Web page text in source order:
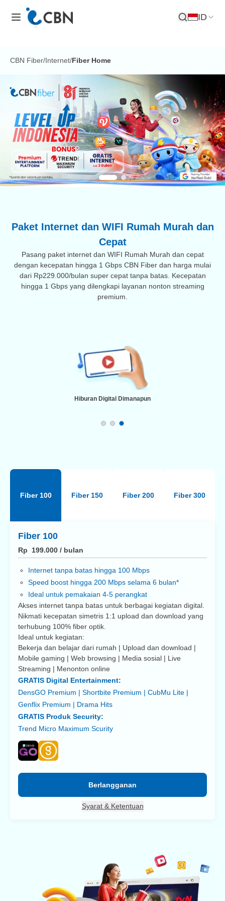
BukaID
CBN Fiber/Internet/Fiber Home
Paket Internet dan WIFI Rumah Murah dan
Cepat
Pasang paket internet dan WIFI Rumah Murah dan cepat
dengan kecepatan hingga 1 Gbps CBN Fiber dan harga mulai
dari Rp229.000/bulan super cepat tanpa batas. Kecepatan
hingga 1 Gbps yang dilengkapi layanan nonton streaming
premium.
Hiburan Digital Dimanapun
gadget favorit dimana saja, kapan saja
Fiber 100 Fiber 150 Fiber 200 Fiber 300
Fiber 100
Rp 199.000 / bulan
Internet tanpa batas hingga 100 Mbps
Speed boost hingga 200 Mbps selama 6 bulan*
Ideal untuk pemakaian 4-5 perangkat
Akses internet tanpa batas untuk berbagai kegiatan digital.
Nikmati kecepatan simetris 1:1 upload dan download yang
terhubung 100% fiber optik.
Ideal untuk kegiatan:
Bekerja dan belajar dari rumah | Upload dan download |
Mobile gaming | Web browsing | Media sosial | Live
Streaming | Menonton online
GRATIS Digital Entertainment:
DensGO Premium | Shortbite Premium | CubMu Lite |
Genflix Premium | Drama Hits
GRATIS Produk Security:
Trend Micro Maximum Scurity
Berlangganan
Syarat & Ketentuan